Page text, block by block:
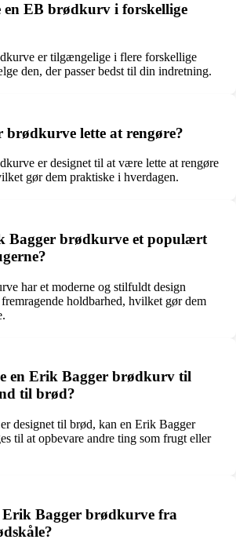
EB brødkurv i forskellige
er tilgængelige i flere forskellige
den, der passer bedst til din indretning.
lette at rengøre?
er designet til at være lette at rengøre
gør dem praktiske i hverdagen.
Bagger brødkurve et populært
har et moderne og stilfuldt design
holdbarhed, hvilket gør dem
en Erik Bagger brødkurv til
til brød?
designet til brød, kan en Erik Bagger
til at opbevare andre ting som frugt eller
Bagger brødkurve fra